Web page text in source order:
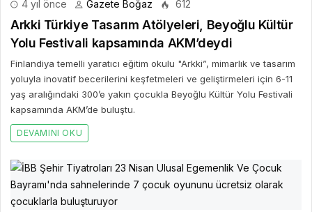
4 yıl önce Gazete Boğaz 612
Arkki Türkiye Tasarım Atölyeleri, Beyoğlu Kültür
Yolu Festivali kapsamında AKM’deydi
Finlandiya temelli yaratıcı eğitim okulu "Arkki”, mimarlık ve tasarım
yoluyla inovatif becerilerini keşfetmeleri ve geliştirmeleri için 6-11
yaş aralığındaki 300’e yakın çocukla Beyoğlu Kültür Yolu Festivali
kapsamında AKM’de buluştu.
DEVAMINI OKU